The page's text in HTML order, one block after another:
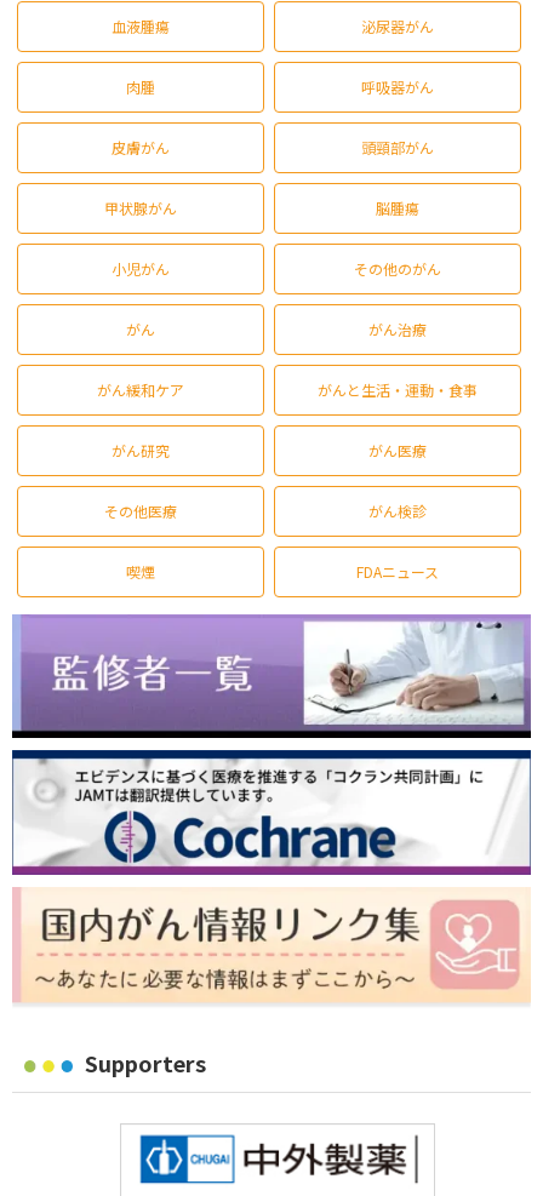
血液腫瘍 泌尿器がん
肉腫 呼吸器がん
皮膚がん 頭頸部がん
甲状腺がん 脳腫瘍
小児がん その他のがん
がん がん治療
がん緩和ケア がんと生活・運動・食事
がん研究 がん医療
その他医療 がん検診
喫煙 FDAニュース
Supporters